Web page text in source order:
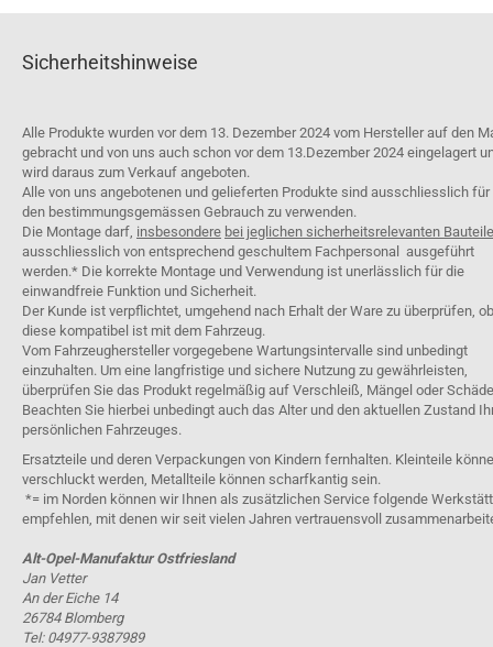
Sicherheitshinweise
Alle Produkte wurden vor dem 13. Dezember 2024 vom Hersteller auf den
gebracht und von uns auch schon vor dem 13.Dezember 2024 eingelagert
wird daraus zum Verkauf angeboten.
Alle von uns angebotenen und gelieferten Produkte sind ausschliesslich für
den bestimmungsgemässen Gebrauch zu verwenden.
Die Montage darf, insbesondere bei jeglichen sicherheitsrelevanten
ausschliesslich von entsprechend geschultem Fachpersonal ausgeführt
werden.* Die korrekte Montage und Verwendung ist unerlässlich für die
einwandfreie Funktion und Sicherheit.
Der Kunde ist verpflichtet, umgehend nach Erhalt der Ware zu überprüfen, ob
diese kompatibel ist mit dem Fahrzeug.
Vom Fahrzeughersteller vorgegebene Wartungsintervalle sind unbedingt
einzuhalten. Um eine langfristige und sichere Nutzung zu gewährleisten,
überprüfen Sie das Produkt regelmäßig auf Verschleiß, Mängel oder
Beachten Sie hierbei unbedingt auch das Alter und den aktuellen Zustand
persönlichen Fahrzeuges.
Ersatzteile und deren Verpackungen von Kindern fernhalten. Kleinteile
verschluckt werden, Metallteile können scharfkantig sein.
*= im Norden können wir Ihnen als zusätzlichen Service folgende
empfehlen, mit denen wir seit vielen Jahren vertrauensvoll
Alt-Opel-Manufaktur Ostfriesland
Jan Vetter
An der Eiche 14
26784 Blomberg
Tel: 04977-9387989